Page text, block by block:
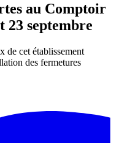
au Comptoir
23 septembre
de cet établissement
des fermetures